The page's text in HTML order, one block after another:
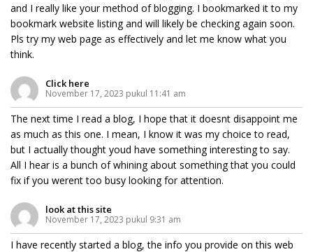
and I really like your method of blogging. I bookmarked it to my
bookmark website listing and will likely be checking again soon.
Pls try my web page as effectively and let me know what you
think.
Click here
November 17, 2023 pukul 11:41 am
The next time I read a blog, I hope that it doesnt disappoint me
as much as this one. I mean, I know it was my choice to read,
but I actually thought youd have something interesting to say.
All I hear is a bunch of whining about something that you could
fix if you werent too busy looking for attention.
look at this site
November 17, 2023 pukul 9:31 am
I have recently started a blog, the info you provide on this web